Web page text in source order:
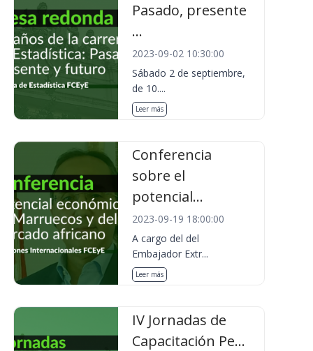
Pasado, presente
...
2023-09-02 10:30:00
Sábado 2 de septiembre,
de 10....
Leer más
Conferencia
sobre el
potencial...
2023-09-19 18:00:00
A cargo del del
Embajador Extr...
Leer más
IV Jornadas de
Capacitación Pe...